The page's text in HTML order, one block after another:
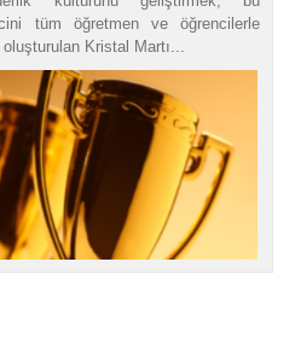
tüm öğretmen ve öğrencilerle
Kristal Martı...